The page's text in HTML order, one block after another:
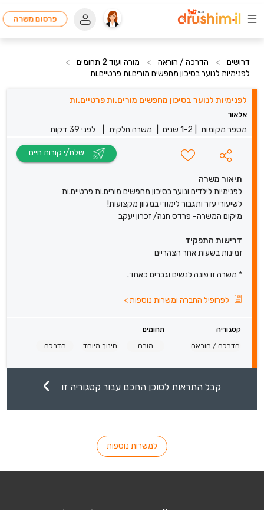
פרסום משרה
דרושים > הדרכה / הוראה > מורה ועוד 2 תחומים
>
לפנימיות לנוער בסיכון מחפשים מורים.ות פרטיים.ות
לפנימיות לנוער בסיכון מחפשים מורים.ות פרטיים.ות
אלאור
מספר מקומות 1-2 שנים משרה חלקית לפני 39 דקות
תיאור משרה
לפנימיות לילדים ונוער בסיכון מחפשים מורים.ות פרטיים.ות
לשיעורי עזר ותגבור לימודי במגוון מקצועות!
מיקום המשרה- פרדס חנה/ זכרון יעקב
דרישות התפקיד
זמינות בשעות אחר הצהריים
* משרה זו פונה לנשים וגברים כאחד.
לפרופיל החברה ומשרות נוספות>
קטגוריה
תחומים
הדרכה / הוראה
מורה חינוך מיוחד הדרכה
קבל התראות לסוכן החכם עבור קטגוריה זו
למשרות נוספות